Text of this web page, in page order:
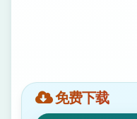
免费下载